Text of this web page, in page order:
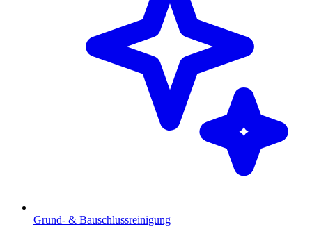
Grund- & Bauschlussreinigung